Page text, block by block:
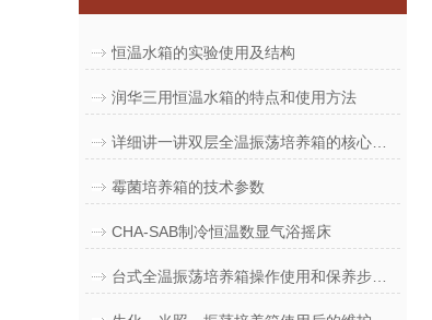
恒温水箱的实验使用及结构
润华三用恒温水箱的特点和使用方法
霉菌培养箱的技术参数
CHA-SAB制冷恒温数显气浴摇床